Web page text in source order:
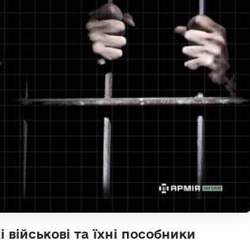
та їхні пособники